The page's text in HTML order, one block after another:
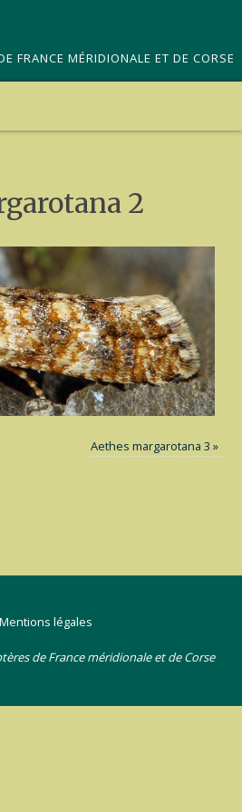
FRANCE MÉRIDIONALE ET DE CORSE
2
Aethes margarotana 3 »
Mentions légales
de France méridionale et de Corse